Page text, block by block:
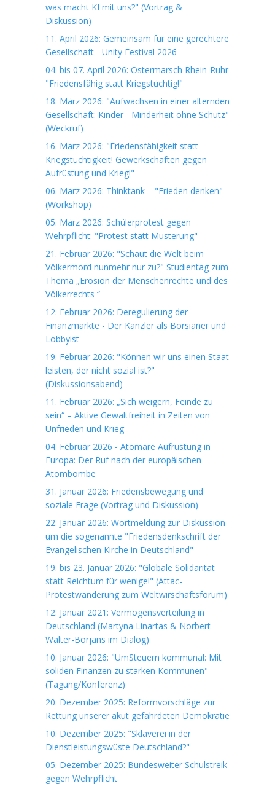
was macht KI mit uns?" (Vortrag &
Diskussion)
11. April 2026: Gemeinsam für eine gerechtere
Gesellschaft - Unity Festival 2026
04. bis 07. April 2026: Ostermarsch Rhein-Ruhr
"Friedensfähig statt Kriegstüchtig!"
18. März 2026: "Aufwachsen in einer alternden
Gesellschaft: Kinder - Minderheit ohne Schutz"
(Weckruf)
16. März 2026: "Friedensfähigkeit statt
Kriegstüchtigkeit! Gewerkschaften gegen
Aufrüstung und Krieg!"
06. März 2026: Thinktank – "Frieden denken"
(Workshop)
05. März 2026: Schülerprotest gegen
Wehrpflicht: "Protest statt Musterung"
21. Februar 2026: "Schaut die Welt beim
Völkermord nunmehr nur zu?" Studientag zum
Thema „Erosion der Menschenrechte und des
Völkerrechts “
12. Februar 2026: Deregulierung der
Finanzmärkte - Der Kanzler als Börsianer und
Lobbyist
19. Februar 2026: "Können wir uns einen Staat
leisten, der nicht sozial ist?"
(Diskussionsabend)
11. Februar 2026: „Sich weigern, Feinde zu
sein“ – Aktive Gewaltfreiheit in Zeiten von
Unfrieden und Krieg
04. Februar 2026 - Atomare Aufrüstung in
Europa: Der Ruf nach der europäischen
Atombombe
31. Januar 2026: Friedensbewegung und
soziale Frage (Vortrag und Diskussion)
22. Januar 2026: Wortmeldung zur Diskussion
um die sogenannte "Friedensdenkschrift der
Evangelischen Kirche in Deutschland"
19. bis 23. Januar 2026: "Globale Solidarität
statt Reichtum für wenige!" (Attac-
Protestwanderung zum Weltwirschaftsforum)
12. Januar 2021: Vermögensverteilung in
Deutschland (Martyna Linartas & Norbert
Walter-Borjans im Dialog)
10. Januar 2026: "UmSteuern kommunal: Mit
soliden Finanzen zu starken Kommunen"
(Tagung/Konferenz)
20. Dezember 2025: Reformvorschläge zur
Rettung unserer akut gefährdeten Demokratie
10. Dezember 2025: "Sklaverei in der
Dienstleistungswüste Deutschland?"
05. Dezember 2025: Bundesweiter Schulstreik
gegen Wehrpflicht